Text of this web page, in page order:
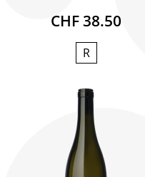
CHF 38.50
R